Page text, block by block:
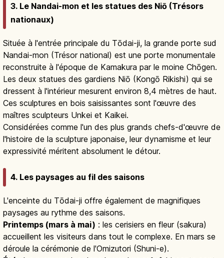
3. Le Nandai-mon et les statues des Niō (Trésors
nationaux)
Située à l'entrée principale du Tōdai-ji, la grande porte sud
Nandai-mon (Trésor national) est une porte monumentale
reconstruite à l'époque de Kamakura par le moine Chōgen.
Les deux statues des gardiens Niō (Kongō Rikishi) qui se
dressent à l'intérieur mesurent environ 8,4 mètres de haut.
Ces sculptures en bois saisissantes sont l'œuvre des
maîtres sculpteurs Unkei et Kaikei.
Considérées comme l'un des plus grands chefs-d'œuvre de
l'histoire de la sculpture japonaise, leur dynamisme et leur
expressivité méritent absolument le détour.
4. Les paysages au fil des saisons
L'enceinte du Tōdai-ji offre également de magnifiques
paysages au rythme des saisons.
Printemps (mars à mai) : les cerisiers en fleur (sakura)
accueillent les visiteurs dans tout le complexe. En mars se
déroule la cérémonie de l'Omizutori (Shuni-e).